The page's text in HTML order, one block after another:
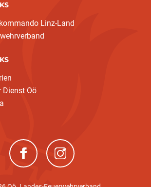
Linz-Land
Dienst Oö
(neues Fenster)(neues Fenster)